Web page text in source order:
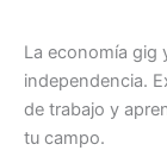
La economía gig
independencia.
de trabajo y
tu campo.